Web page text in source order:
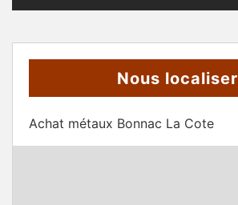
Nous localiser
Achat métaux Bonnac La Cote